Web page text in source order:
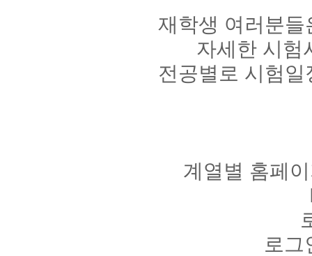
재학생 여러분
자세한 시험
전공별로 시험
계열별 홈페
로